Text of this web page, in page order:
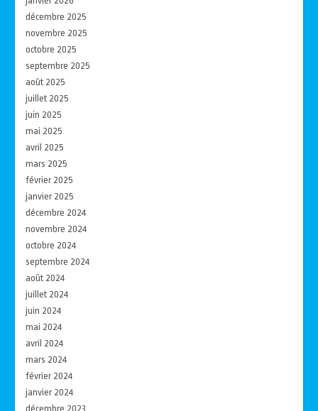
décembre 2025
novembre 2025
octobre 2025
septembre 2025
août 2025
juillet 2025
juin 2025
mai 2025
avril 2025
mars 2025
février 2025
janvier 2025
décembre 2024
novembre 2024
octobre 2024
septembre 2024
août 2024
juillet 2024
juin 2024
mai 2024
avril 2024
mars 2024
février 2024
janvier 2024
décembre 2023